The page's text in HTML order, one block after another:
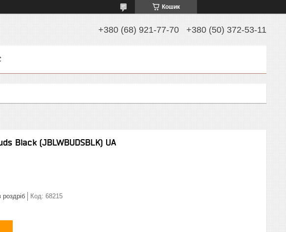
Кошик
+380 (68) 921-77-70 +380 (50) 372-53-11
Black (JBLWBUDSBLK) UA
Код: 68215